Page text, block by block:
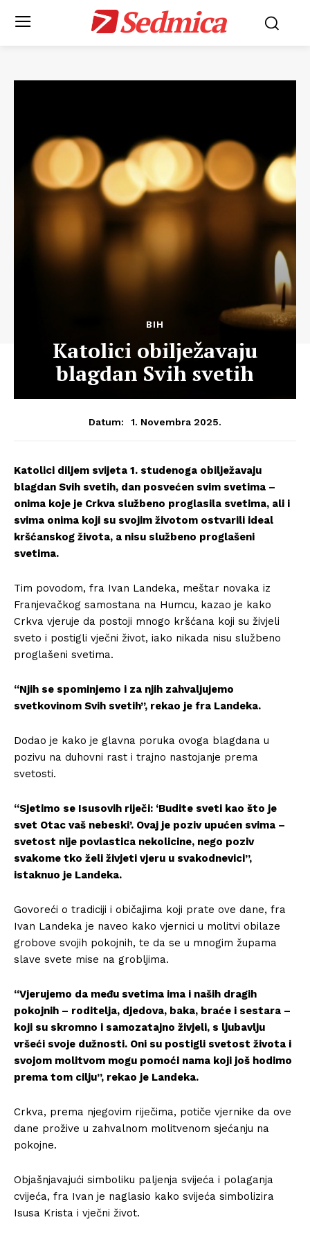
Sedmica
BIH
Katolici obilježavaju
blagdan Svih svetih
Datum: 1. Novembra 2025.
Katolici diljem svijeta 1. studenoga obilježavaju
blagdan Svih svetih, dan posvećen svim svetima –
onima koje je Crkva službeno proglasila svetima, ali i
svima onima koji su svojim životom ostvarili ideal
kršćanskog života, a nisu službeno proglašeni
svetima.
Tim povodom, fra Ivan Landeka, meštar novaka iz
Franjevačkog samostana na Humcu, kazao je kako
Crkva vjeruje da postoji mnogo kršćana koji su živjeli
sveto i postigli vječni život, iako nikada nisu službeno
proglašeni svetima.
“Njih se spominjemo i za njih zahvaljujemo
svetkovinom Svih svetih”, rekao je fra Landeka.
Dodao je kako je glavna poruka ovoga blagdana u
pozivu na duhovni rast i trajno nastojanje prema
svetosti.
“Sjetimo se Isusovih riječi: ‘Budite sveti kao što je
svet Otac vaš nebeski’. Ovaj je poziv upućen svima –
svetost nije povlastica nekolicine, nego poziv
svakome tko želi živjeti vjeru u svakodnevici”,
istaknuo je Landeka.
Govoreći o tradiciji i običajima koji prate ove dane, fra
Ivan Landeka je naveo kako vjernici u molitvi obilaze
grobove svojih pokojnih, te da se u mnogim župama
slave svete mise na grobljima.
“Vjerujemo da među svetima ima i naših dragih
pokojnih – roditelja, djedova, baka, braće i sestara –
koji su skromno i samozatajno živjeli, s ljubavlju
vršeći svoje dužnosti. Oni su postigli svetost života i
svojom molitvom mogu pomoći nama koji još hodimo
prema tom cilju”, rekao je Landeka.
Crkva, prema njegovim riječima, potiče vjernike da ove
dane prožive u zahvalnom molitvenom sjećanju na
pokojne.
Objašnjavajući simboliku paljenja svijeća i polaganja
cvijeća, fra Ivan je naglasio kako svijeća simbolizira
Isusa Krista i vječni život.